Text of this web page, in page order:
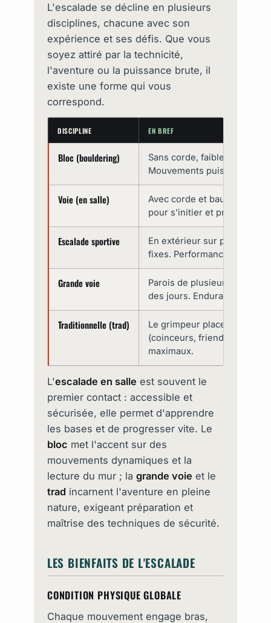
L'escalade se décline en plusieurs
disciplines, chacune avec son
expérience et ses défis. Que vous
soyez attiré par la technicité,
l'aventure ou la puissance brute, il
existe une forme qui vous
correspond.
DISCIPLINE EN BREF
Bloc (bouldering)
Sans corde, faible hauteur,
Mouvements puissants et
Voie (en salle)
Avec corde et baudrier, sur
pour s'initier et progresser
Escalade sportive
En extérieur sur parois
fixes. Performance et
Grande voie
Parois de plusieurs
des jours. Endurance et
Traditionnelle (trad)
Le grimpeur place lui-
(coinceurs, friends).
maximaux.
L'escalade en salle est souvent le
premier contact : accessible et
sécurisée, elle permet d'apprendre
les bases et de progresser vite. Le
bloc met l'accent sur des
mouvements dynamiques et la
lecture du mur ; la grande voie et le
trad incarnent l'aventure en pleine
nature, exigeant préparation et
maîtrise des techniques de sécurité.
LES BIENFAITS DE L'ESCALADE
CONDITION PHYSIQUE GLOBALE
Chaque mouvement engage bras,